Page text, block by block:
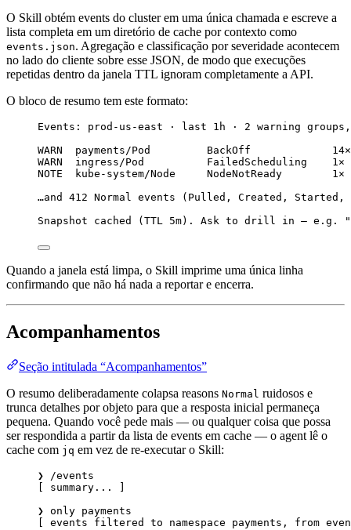
O Skill obtém events do cluster em uma única chamada e escreve a
lista completa em um diretório de cache por contexto como
events.json. Agregação e classificação por severidade acontecem
no lado do cliente sobre esse JSON, de modo que execuções
repetidas dentro da janela TTL ignoram completamente a API.
O bloco de resumo tem este formato:
Events: prod-us-east · last 1h · 2 warning
WARN  payments/Pod         BackOff
WARN  ingress/Pod          FailedScheduling
NOTE  kube-system/Node     NodeNotReady
…and 412 Normal events (Pulled, Created, Started,
Snapshot cached (TTL 5m). Ask to drill in — e.g.
Quando a janela está limpa, o Skill imprime uma única linha
confirmando que não há nada a reportar e encerra.
Acompanhamentos
Seção intitulada “Acompanhamentos”
O resumo deliberadamente colapsa reasons Normal ruidosos e
trunca detalhes por objeto para que a resposta inicial permaneça
pequena. Quando você pede mais — ou qualquer coisa que possa
ser respondida a partir da lista de events em cache — o agent lê o
cache com jq em vez de re-executar o Skill:
❯ /events
[ summary... ]
❯ only payments
[ events filtered to namespace payments, from